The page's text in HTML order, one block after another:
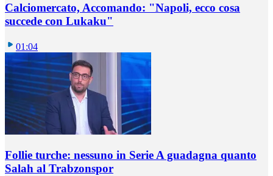
Calciomercato, Accomando: "Napoli, ecco cosa
succede con Lukaku"
01:04
Follie turche: nessuno in Serie A guadagna quanto
Salah al Trabzonspor